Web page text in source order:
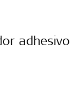
adhesivo